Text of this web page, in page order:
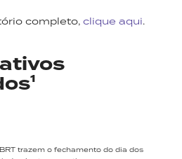
completo, clique aqui.
trazem o fechamento do dia dos